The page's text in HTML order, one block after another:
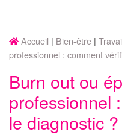
Accueil Bien-être
professionnel : comment
Burn out ou
professionnel
le diagnostic ?